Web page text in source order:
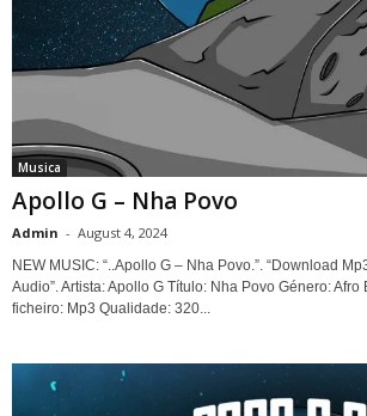
Musica
Apollo G – Nha Povo
Admin - August 4, 2024
NEW MUSIC: “..Apollo G – Nha Povo.”. “Download
Audio”. Artista: Apollo G Título: Nha Povo Género: Afro
ficheiro: Mp3 Qualidade: 320...